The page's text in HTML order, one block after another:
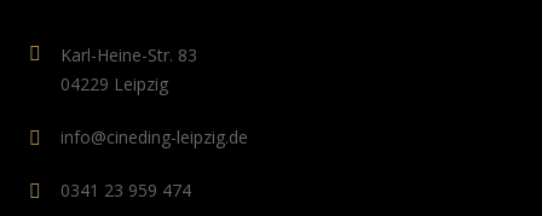
Karl-Heine-Str. 83
04229 Leipzig
info@cineding-leipzig.de
0341 23 959 474